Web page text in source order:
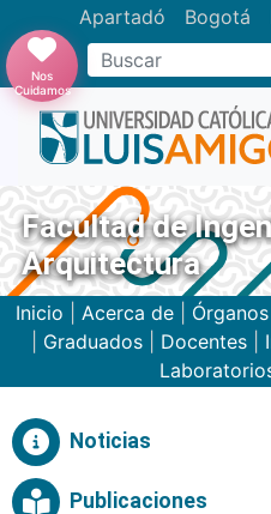
Apartadó Bogotá
Buscar
Nos
Cuidamos
Facultad de
Arquitectura
Inicio Acerca de|
Graduados Docentes
Noticias
Publicaciones